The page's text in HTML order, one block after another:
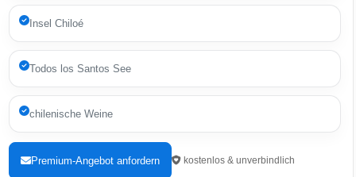
Insel Chiloé
Todos los Santos See
chilenische Weine
Premium-Angebot anfordern kostenlos & unverbindlich